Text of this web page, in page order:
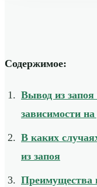
Содержимое:
Вывод из запоя
зависимости
В каких
из запоя
Преимущества